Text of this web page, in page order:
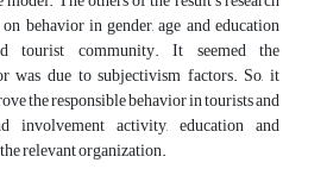
behavior in gender, age and education
tourist community. It seemed the
was due to subjectivism factors. So, it
the responsible behavior in tourists and
involvement activity, education and
relevant organization.